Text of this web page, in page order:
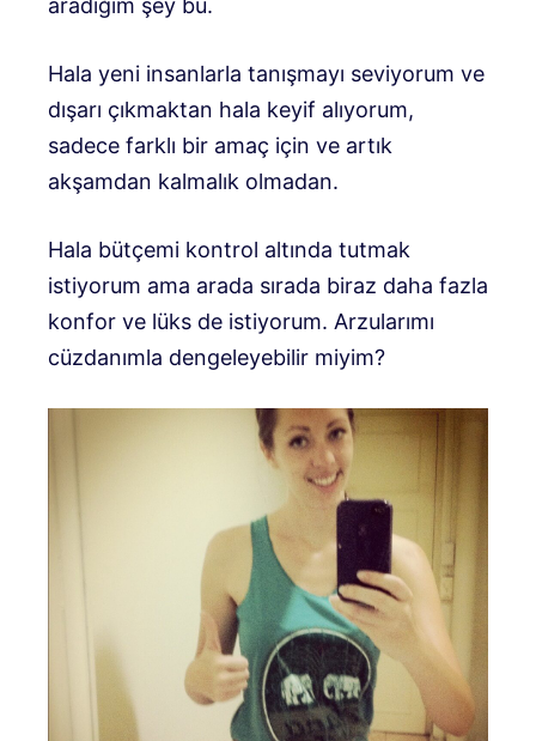
aradığım şey bu.
Hala yeni insanlarla tanışmayı seviyorum ve
dışarı çıkmaktan hala keyif alıyorum,
sadece farklı bir amaç için ve artık
akşamdan kalmalık olmadan.
Hala bütçemi kontrol altında tutmak
istiyorum ama arada sırada biraz daha fazla
konfor ve lüks de istiyorum. Arzularımı
cüzdanımla dengeleyebilir miyim?